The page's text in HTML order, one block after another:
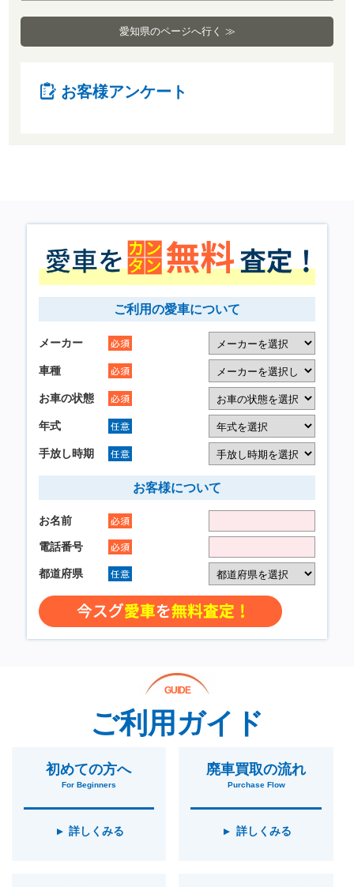
愛知県のページへ行く ≫
お客様アンケート
GUIDE
ご利用ガイド
初めての方へ
For Beginners
詳しくみる
廃車買取の流れ
Purchase Flow
詳しくみる